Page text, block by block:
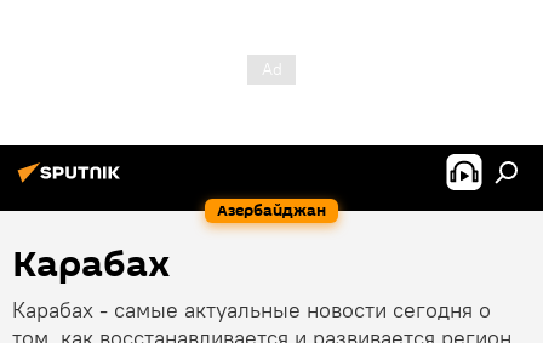
Азербайджан
Карабах
Карабах - самые актуальные новости сегодня о